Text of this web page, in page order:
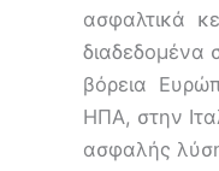
ασφαλτικά
διαδεδομένα
βόρεια
ΗΠΑ, στην
ασφαλής